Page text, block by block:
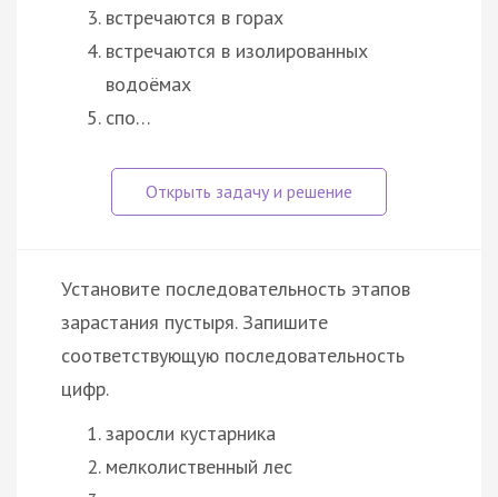
встречаются в горах
встречаются в изолированных
водоёмах
спо…
Установите последовательность этапов
зарастания пустыря. Запишите
соответствующую последовательность
цифр.
заросли кустарника
мелколиственный лес